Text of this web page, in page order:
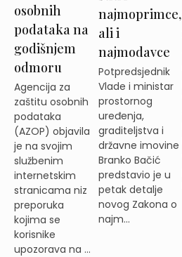
osobnih
podataka na
godišnjem
odmoru
Agencija za
zaštitu osobnih
podataka
(AZOP) objavila
je na svojim
službenim
internetskim
stranicama niz
preporuka
kojima se
korisnike
upozorava na ...
najmoprimce,
ali i
najmodavce
Potpredsjednik
Vlade i ministar
prostornog
uređenja,
graditeljstva i
državne imovine
Branko Bačić
predstavio je u
petak detalje
novog Zakona o
najm...